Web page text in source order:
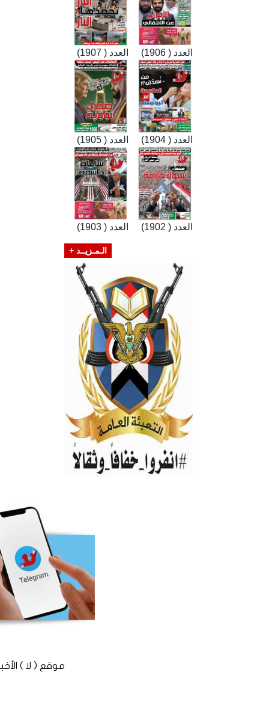
العدد ( 1907) العدد ( 1906)
العدد ( 1905) العدد ( 1904)
العدد ( 1903) العدد ( 1902)
الـمـزيــد +
موقع ( لا ) الأخباري المستقل ©